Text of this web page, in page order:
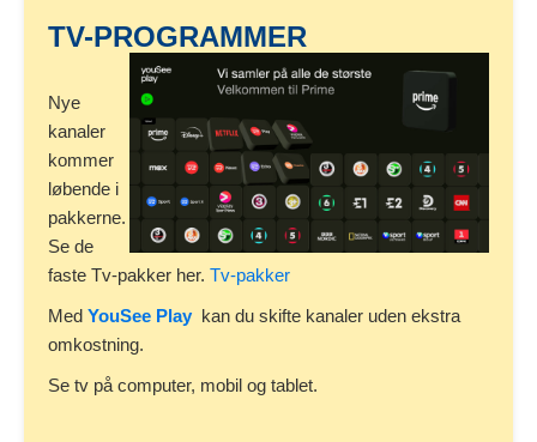
TV-PROGRAMMER
Nye
kanaler
kommer
løbende i
pakkerne.
Se de
faste Tv-pakker her. Tv-pakker
Med YouSee Play kan du skifte kanaler uden ekstra
omkostning.
Se tv på computer, mobil og tablet.